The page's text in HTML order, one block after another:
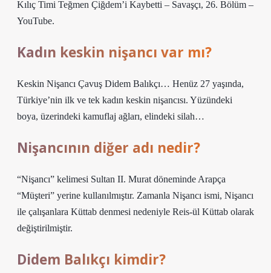
Kılıç Timi Teğmen Çiğdem’i Kaybetti – Savaşçı, 26. Bölüm –
YouTube.
Kadın keskin nişancı var mı?
Keskin Nişancı Çavuş Didem Balıkçı… Henüz 27 yaşında,
Türkiye’nin ilk ve tek kadın keskin nişancısı. Yüzündeki
boya, üzerindeki kamuflaj ağları, elindeki silah…
Nişancının diğer adı nedir?
“Nişancı” kelimesi Sultan II. Murat döneminde Arapça
“Müşteri” yerine kullanılmıştır. Zamanla Nişancı ismi, Nişancı
ile çalışanlara Küttab denmesi nedeniyle Reis-ül Küttab olarak
değiştirilmiştir.
Didem Balıkçı kimdir?